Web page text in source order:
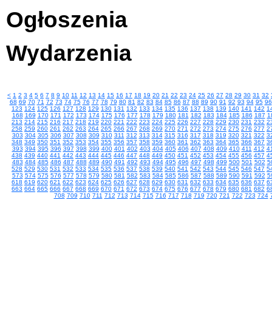
Ogłoszenia
Wydarzenia
< 1 2 3 4 5 6 7 8 9 10 11 12 13 14 15 16 17 18 19 20 21 22 23 24 25 26 27 28 29 30 31 32
68 69 70 71 72 73 74 75 76 77 78 79 80 81 82 83 84 85 86 87 88 89 90 91 92 93 94 95 96
123 124 125 126 127 128 129 130 131 132 133 134 135 136 137 138 139 140 141 142
168 169 170 171 172 173 174 175 176 177 178 179 180 181 182 183 184 185 186 187
213 214 215 216 217 218 219 220 221 222 223 224 225 226 227 228 229 230 231 232
258 259 260 261 262 263 264 265 266 267 268 269 270 271 272 273 274 275 276 277
303 304 305 306 307 308 309 310 311 312 313 314 315 316 317 318 319 320 321 322
348 349 350 351 352 353 354 355 356 357 358 359 360 361 362 363 364 365 366 367
393 394 395 396 397 398 399 400 401 402 403 404 405 406 407 408 409 410 411 412
438 439 440 441 442 443 444 445 446 447 448 449 450 451 452 453 454 455 456 457
483 484 485 486 487 488 489 490 491 492 493 494 495 496 497 498 499 500 501 502
528 529 530 531 532 533 534 535 536 537 538 539 540 541 542 543 544 545 546 547
573 574 575 576 577 578 579 580 581 582 583 584 585 586 587 588 589 590 591 592
618 619 620 621 622 623 624 625 626 627 628 629 630 631 632 633 634 635 636 637
663 664 665 666 667 668 669 670 671 672 673 674 675 676 677 678 679 680 681 682
708 709 710 711 712 713 714 715 716 717 718 719 720 721 722 723 724